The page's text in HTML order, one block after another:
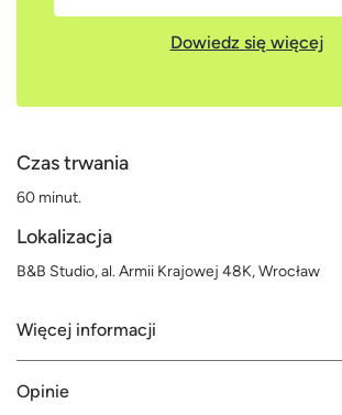
Dowiedz się więcej
Czas trwania
60 minut.
Lokalizacja
B&B Studio, al. Armii Krajowej 48K, Wrocław
Więcej informacji
Opinie